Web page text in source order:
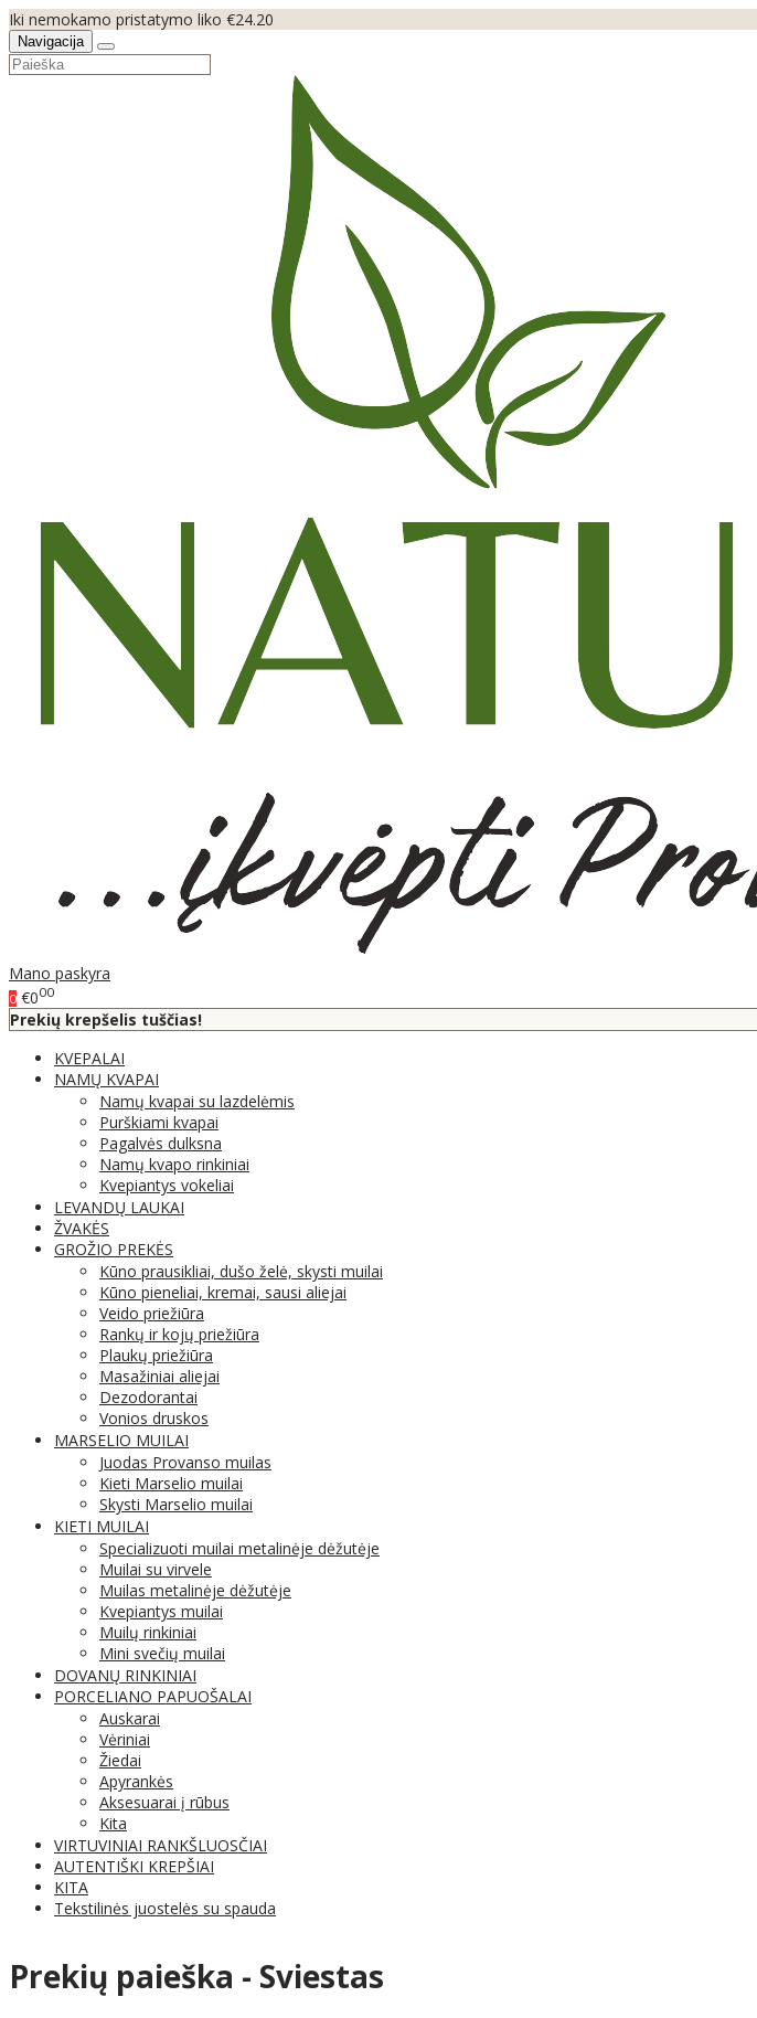
Iki nemokamo pristatymo liko €24.20
Navigacija
Mano paskyra
0 €000
Prekių krepšelis tuščias!
KVEPALAI
NAMŲ KVAPAI
Namų kvapai su lazdelėmis
Purškiami kvapai
Pagalvės dulksna
Namų kvapo rinkiniai
Kvepiantys vokeliai
LEVANDŲ LAUKAI
ŽVAKĖS
GROŽIO PREKĖS
Kūno prausikliai, dušo želė, skysti muilai
Kūno pieneliai, kremai, sausi aliejai
Veido priežiūra
Rankų ir kojų priežiūra
Plaukų priežiūra
Masažiniai aliejai
Dezodorantai
Vonios druskos
MARSELIO MUILAI
Juodas Provanso muilas
Kieti Marselio muilai
Skysti Marselio muilai
KIETI MUILAI
Specializuoti muilai metalinėje dėžutėje
Muilai su virvele
Muilas metalinėje dėžutėje
Kvepiantys muilai
Muilų rinkiniai
Mini svečių muilai
DOVANŲ RINKINIAI
PORCELIANO PAPUOŠALAI
Auskarai
Vėriniai
Žiedai
Apyrankės
Aksesuarai į rūbus
Kita
VIRTUVINIAI RANKŠLUOSČIAI
AUTENTIŠKI KREPŠIAI
KITA
Tekstilinės juostelės su spauda
Prekių paieška - Sviestas